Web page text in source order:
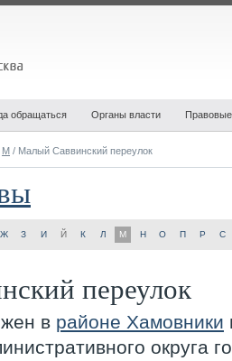
обращаться Органы власти
М / Малый Саввинский переулок
Ж З И Й К Л М Н О П Р С
переулок
в районе Хамовники
округа